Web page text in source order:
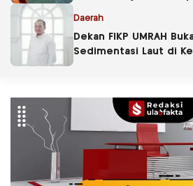
Daerah
Dekan FIKP UMRAH
Sedimentasi Laut di